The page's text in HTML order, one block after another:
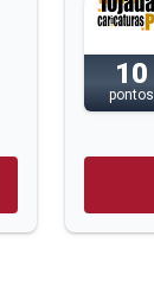
10
pontos